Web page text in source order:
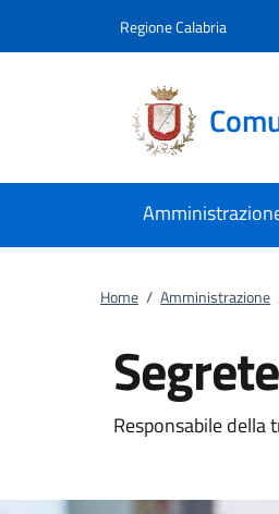
Regione Calabria
Home / Amministrazione
Responsabile della